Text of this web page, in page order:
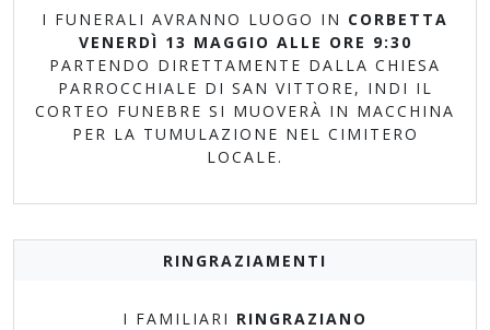
I FUNERALI AVRANNO LUOGO IN CORBETTA
VENERDÌ 13 MAGGIO ALLE ORE 9:30
PARTENDO DIRETTAMENTE DALLA CHIESA
PARROCCHIALE DI SAN VITTORE, INDI IL
CORTEO FUNEBRE SI MUOVERÀ IN MACCHINA
PER LA TUMULAZIONE NEL CIMITERO
LOCALE.
RINGRAZIAMENTI
I FAMILIARI RINGRAZIANO